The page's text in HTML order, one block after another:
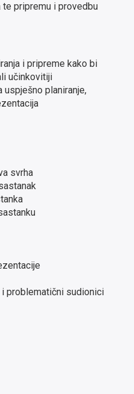
pripremu i provedbu
i pripreme kako bi
učinkovitiji
planiranje,
svrha
problematični sudionici